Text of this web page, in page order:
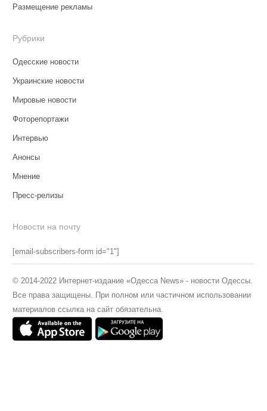
Размещение рекламы
Рубрики
Одесские новости
Украинские новости
Мировые новости
Фоторепортажи
Интервью
Анонсы
Мнение
Пресс-релизы
Новости на почту
[email-subscribers-form id="1"]
© 2014-2022 Интернет-издание «Одесса News» - новости Одессы.
Все права защищены. При полном или частичном использовании
материалов ссылка на сайт обязательна.